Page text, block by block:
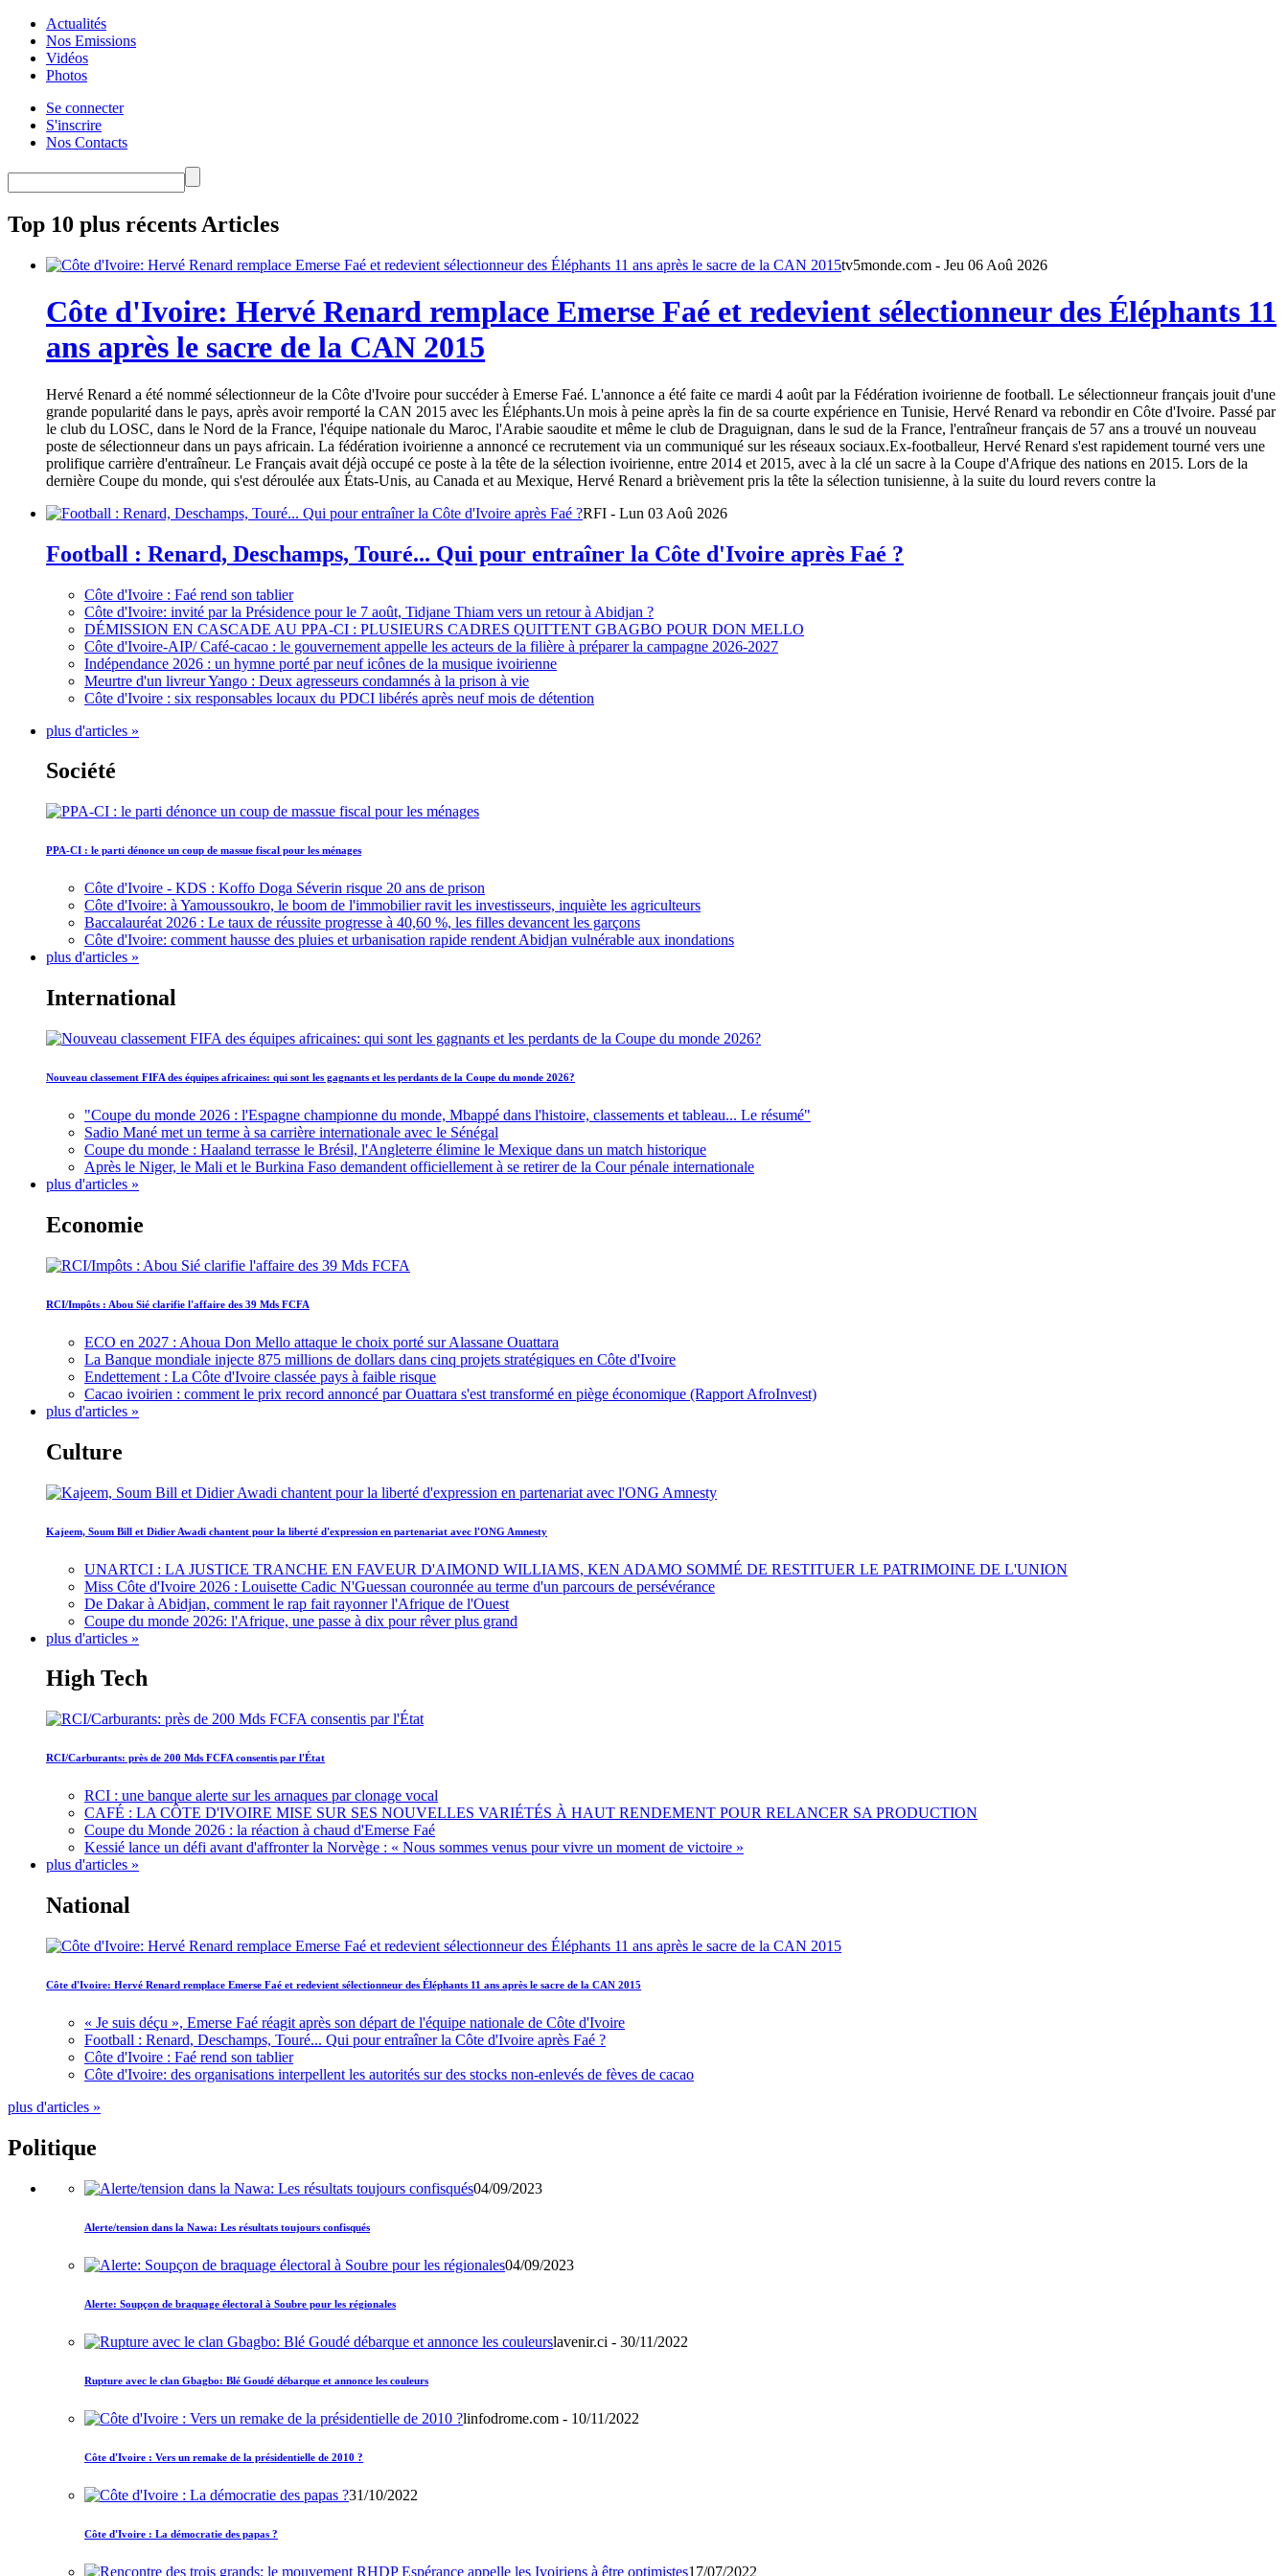
Actualités
Nos Emissions
Vidéos
Photos
Se connecter
S'inscrire
Nos Contacts
Top 10 plus récents Articles
tv5monde.com - Jeu 06 Aoû 2026
Côte d'Ivoire: Hervé Renard remplace Emerse Faé et redevient sélectionneur des Éléphants 11
ans après le sacre de la CAN 2015
Hervé Renard a été nommé sélectionneur de la Côte d'Ivoire pour succéder à Emerse Faé. L'annonce a été faite ce mardi 4 août par la Fédération ivoirienne de football. Le sélectionneur français jouit d'une
grande popularité dans le pays, après avoir remporté la CAN 2015 avec les Éléphants.Un mois à peine après la fin de sa courte expérience en Tunisie, Hervé Renard va rebondir en Côte d'Ivoire. Passé par
le club du LOSC, dans le Nord de la France, l'équipe nationale du Maroc, l'Arabie saoudite et même le club de Draguignan, dans le sud de la France, l'entraîneur français de 57 ans a trouvé un nouveau
poste de sélectionneur dans un pays africain. La fédération ivoirienne a annoncé ce recrutement via un communiqué sur les réseaux sociaux.Ex-footballeur, Hervé Renard s'est rapidement tourné vers une
prolifique carrière d'entraîneur. Le Français avait déjà occupé ce poste à la tête de la sélection ivoirienne, entre 2014 et 2015, avec à la clé un sacre à la Coupe d'Afrique des nations en 2015. Lors de la
dernière Coupe du monde, qui s'est déroulée aux États-Unis, au Canada et au Mexique, Hervé Renard a brièvement pris la tête la sélection tunisienne, à la suite du lourd revers contre la
RFI - Lun 03 Aoû 2026
Football : Renard, Deschamps, Touré... Qui pour entraîner la Côte d'Ivoire après Faé ?
Côte d'Ivoire : Faé rend son tablier
Côte d'Ivoire: invité par la Présidence pour le 7 août, Tidjane Thiam vers un retour à Abidjan ?
DÉMISSION EN CASCADE AU PPA-CI : PLUSIEURS CADRES QUITTENT GBAGBO POUR DON MELLO
Côte d'Ivoire-AIP/ Café-cacao : le gouvernement appelle les acteurs de la filière à préparer la campagne 2026-2027
Indépendance 2026 : un hymne porté par neuf icônes de la musique ivoirienne
Meurtre d'un livreur Yango : Deux agresseurs condamnés à la prison à vie
Côte d'Ivoire : six responsables locaux du PDCI libérés après neuf mois de détention
plus d'articles »
Société
PPA-CI : le parti dénonce un coup de massue fiscal pour les ménages
Côte d'Ivoire - KDS : Koffo Doga Séverin risque 20 ans de prison
Côte d'Ivoire: à Yamoussoukro, le boom de l'immobilier ravit les investisseurs, inquiète les agriculteurs
Baccalauréat 2026 : Le taux de réussite progresse à 40,60 %, les filles devancent les garçons
Côte d'Ivoire: comment hausse des pluies et urbanisation rapide rendent Abidjan vulnérable aux inondations
plus d'articles »
International
Nouveau classement FIFA des équipes africaines: qui sont les gagnants et les perdants de la Coupe du monde 2026?
"Coupe du monde 2026 : l'Espagne championne du monde, Mbappé dans l'histoire, classements et tableau... Le résumé"
Sadio Mané met un terme à sa carrière internationale avec le Sénégal
Coupe du monde : Haaland terrasse le Brésil, l'Angleterre élimine le Mexique dans un match historique
Après le Niger, le Mali et le Burkina Faso demandent officiellement à se retirer de la Cour pénale internationale
plus d'articles »
Economie
RCI/Impôts : Abou Sié clarifie l'affaire des 39 Mds FCFA
ECO en 2027 : Ahoua Don Mello attaque le choix porté sur Alassane Ouattara
La Banque mondiale injecte 875 millions de dollars dans cinq projets stratégiques en Côte d'Ivoire
Endettement : La Côte d'Ivoire classée pays à faible risque
Cacao ivoirien : comment le prix record annoncé par Ouattara s'est transformé en piège économique (Rapport AfroInvest)
plus d'articles »
Culture
Kajeem, Soum Bill et Didier Awadi chantent pour la liberté d'expression en partenariat avec l'ONG Amnesty
UNARTCI : LA JUSTICE TRANCHE EN FAVEUR D'AIMOND WILLIAMS, KEN ADAMO SOMMÉ DE RESTITUER LE PATRIMOINE DE L'UNION
Miss Côte d'Ivoire 2026 : Louisette Cadic N'Guessan couronnée au terme d'un parcours de persévérance
De Dakar à Abidjan, comment le rap fait rayonner l'Afrique de l'Ouest
Coupe du monde 2026: l'Afrique, une passe à dix pour rêver plus grand
plus d'articles »
High Tech
RCI/Carburants: près de 200 Mds FCFA consentis par l'État
RCI : une banque alerte sur les arnaques par clonage vocal
CAFÉ : LA CÔTE D'IVOIRE MISE SUR SES NOUVELLES VARIÉTÉS À HAUT RENDEMENT POUR RELANCER SA PRODUCTION
Coupe du Monde 2026 : la réaction à chaud d'Emerse Faé
Kessié lance un défi avant d'affronter la Norvège : « Nous sommes venus pour vivre un moment de victoire »
plus d'articles »
National
Côte d'Ivoire: Hervé Renard remplace Emerse Faé et redevient sélectionneur des Éléphants 11 ans après le sacre de la CAN 2015
« Je suis déçu », Emerse Faé réagit après son départ de l'équipe nationale de Côte d'Ivoire
Football : Renard, Deschamps, Touré... Qui pour entraîner la Côte d'Ivoire après Faé ?
Côte d'Ivoire : Faé rend son tablier
Côte d'Ivoire: des organisations interpellent les autorités sur des stocks non-enlevés de fèves de cacao
plus d'articles »
Politique
04/09/2023
Alerte/tension dans la Nawa: Les résultats toujours confisqués
04/09/2023
Alerte: Soupçon de braquage électoral à Soubre pour les régionales
lavenir.ci - 30/11/2022
Rupture avec le clan Gbagbo: Blé Goudé débarque et annonce les couleurs
linfodrome.com - 10/11/2022
Côte d'Ivoire : Vers un remake de la présidentielle de 2010 ?
31/10/2022
Côte d'Ivoire : La démocratie des papas ?
17/07/2022